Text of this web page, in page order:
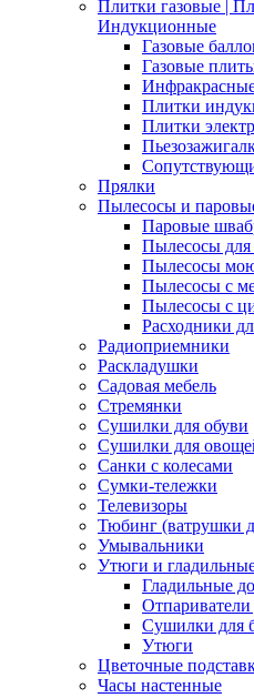
Плитки газовые |
Индукционные
Газовые
Газовые
Плитки
Плитки
Прялки
Пылесосы и
Паровые
Пылесосы для
Пылесосы
Пылесосы с
Пылесосы с
Расходники
Радиоприемники
Раскладушки
Садовая мебель
Стремянки
Сушилки для обуви
Сушилки для
Санки с колесами
Сумки-тележки
Телевизоры
Тюбинг (ватрушки
Умывальники
Утюги и
Гладильные
Сушилки для
Утюги
Цветочные
Часы настенные